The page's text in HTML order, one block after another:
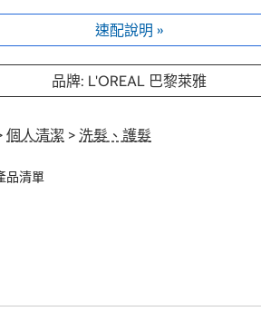
速配說明 »
品牌: L'OREAL 巴黎萊雅
個人清潔 > 洗髮、護髮
品清單